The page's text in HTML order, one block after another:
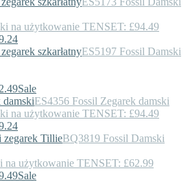
na użytkowanie TENSET: £94.49
ES5197 Fossil Damski
Sale
ES4356 Fossil Zegarek damski
na użytkowanie TENSET: £94.49
BQ3819 Fossil Damski
na użytkowanie TENSET: £62.99
Sale